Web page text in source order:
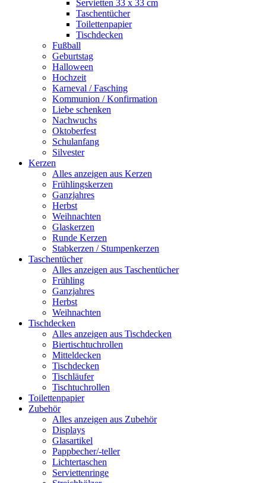
Servietten 33 x 33 cm
Taschentücher
Toilettenpapier
Tischdecken
Fußball
Geburtstag
Halloween
Hochzeit
Karneval / Fasching
Kommunion / Konfirmation
Liebe schenken
Nachwuchs
Oktoberfest
Schulanfang
Silvester
Kerzen
Alles anzeigen aus Kerzen
Frühlingskerzen
Ganzjahres
Herbst
Weihnachten
Glaskerzen
Runde Kerzen
Stabkerzen / Stumpenkerzen
Taschentücher
Alles anzeigen aus Taschentücher
Frühling
Ganzjahres
Herbst
Weihnachten
Tischdecken
Alles anzeigen aus Tischdecken
Biertischtuchrollen
Mitteldecken
Tischdecken
Tischläufer
Tischtuchrollen
Toilettenpapier
Zubehör
Alles anzeigen aus Zubehör
Displays
Glasartikel
Pappbecher/-teller
Lichtertaschen
Serviettenringe